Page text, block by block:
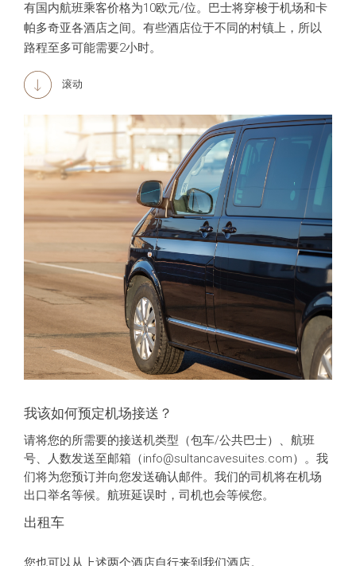
有国内航班乘客价格为10欧元/位。巴士将穿梭于机场和卡
帕多奇亚各酒店之间。有些酒店位于不同的村镇上，所以
路程至多可能需要2小时。
滚动
我该如何预定机场接送？
请将您的所需要的接送机类型（包车/公共巴士）、航班
号、人数发送至邮箱（info@sultancavesuites.com）。我
们将为您预订并向您发送确认邮件。我们的司机将在机场
出口举名等候。航班延误时，司机也会等候您。
出租车
您也可以从上述两个酒店自行来到我们酒店。